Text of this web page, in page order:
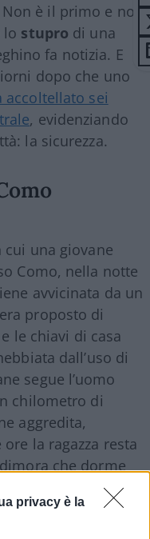
privacy è la
è il primo e non
lo stupro di una
fa notizia. E
dopo che uno
accoltellato sei
, evidenziando
la sicurezza.
una giovane
Como, nella notte
avvicinata da un
proposto di
le chiavi di casa
dall’uso di
segue l’uomo
chilometro di
aggredita,
la ragazza resta
che dorme